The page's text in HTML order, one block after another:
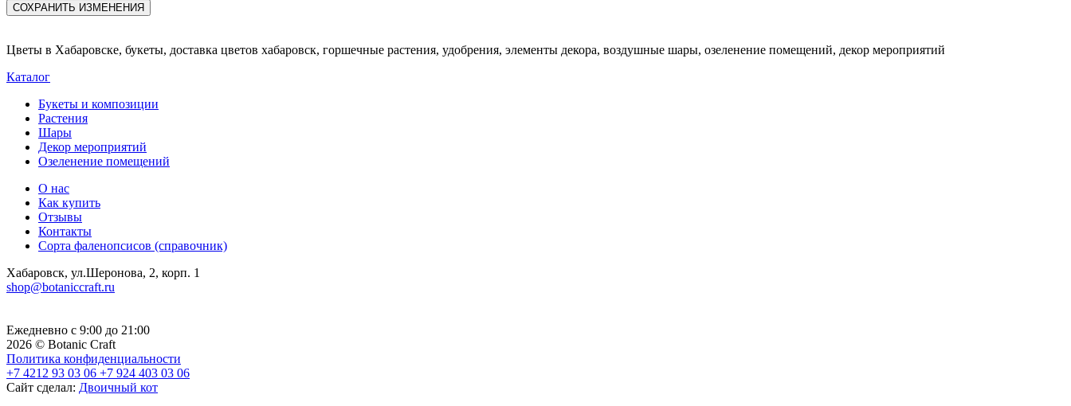
СОХРАНИТЬ ИЗМЕНЕНИЯ
Цветы в Хабаровске, букеты, доставка цветов хабаровск, горшечные растения, удобрения, элементы декора, воздушные шары, озеленение помещений, декор мероприятий
Каталог
Букеты и композиции
Растения
Шары
Декор мероприятий
Озеленение помещений
О нас
Как купить
Отзывы
Контакты
Сорта фаленопсисов (справочник)
Хабаровск, ул.Шеронова, 2, корп. 1
shop@botaniccraft.ru
Ежедневно с 9:00 до 21:00
2026 © Botanic Craft
Политика конфиденциальности
+7 4212 93 03 06 +7 924 403 03 06
Сайт сделал: Двоичный кот